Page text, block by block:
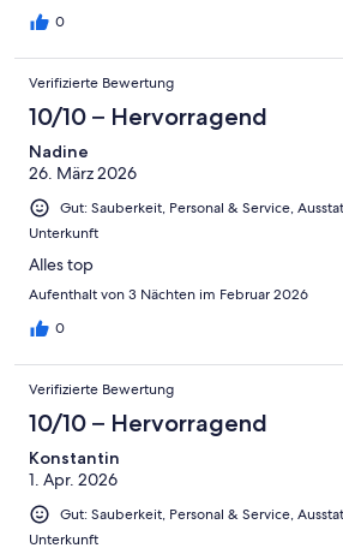
0
Verifizierte Bewertung
10/10 – Hervorragend
Nadine
26. März 2026
Gut: Sauberkeit, Personal & Service,
Unterkunft
Alles top
Aufenthalt von 3 Nächten im Februar 2026
0
Verifizierte Bewertung
10/10 – Hervorragend
Konstantin
1. Apr. 2026
Gut: Sauberkeit, Personal & Service,
Unterkunft